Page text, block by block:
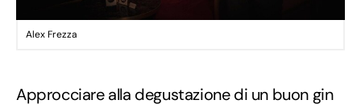
Alex Frezza
Approcciare alla degustazione di un buon gin